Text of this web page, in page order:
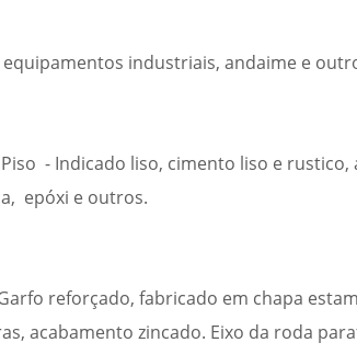
equipamentos industriais, andaime e
- Indicado liso, cimento liso e
epóxi e outros.
reforçado, fabricado em chapa
acabamento zincado. Eixo da roda